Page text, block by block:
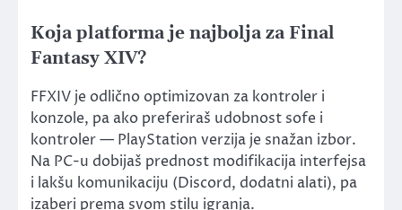
Koja platforma je najbolja za Final
Fantasy XIV?
FFXIV je odlično optimizovan za kontroler i
konzole, pa ako preferiraš udobnost sofe i
kontroler — PlayStation verzija je snažan izbor.
Na PC-u dobijaš prednost modifikacija interfejsa
i lakšu komunikaciju (Discord, dodatni alati), pa
izaberi prema svom stilu igranja.